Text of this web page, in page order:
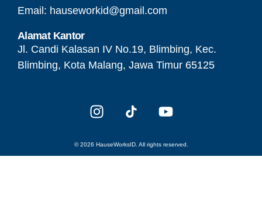
Email: hauseworkid@gmail.com
Alamat Kantor
Jl. Candi Kalasan IV No.19, Blimbing, Kec.
Blimbing, Kota Malang, Jawa Timur 65125
© 2026 HauseWorksID. All rights reserved.